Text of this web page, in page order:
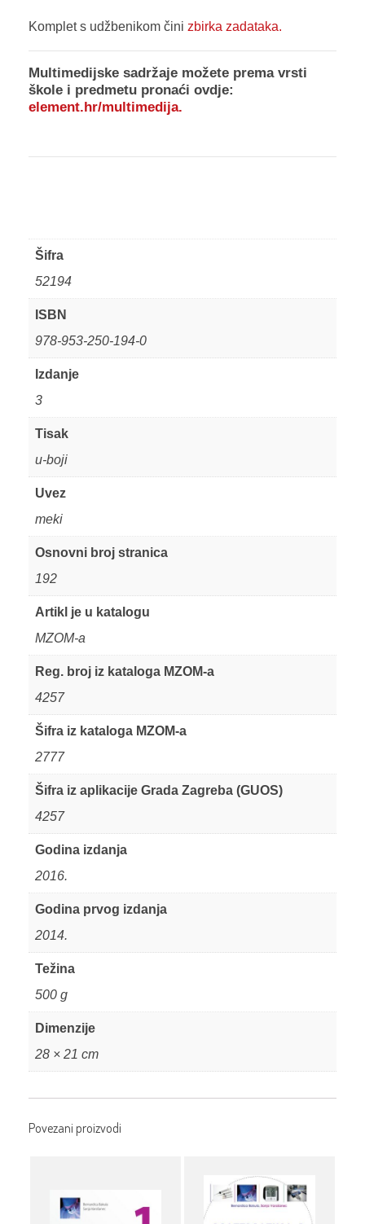
Komplet s udžbenikom čini zbirka zadataka.
Multimedijske sadržaje možete prema vrsti
škole i predmetu pronaći ovdje:
element.hr/multimedija.
Šifra
52194
ISBN
978-953-250-194-0
Izdanje
3
Tisak
u-boji
Uvez
meki
Osnovni broj stranica
192
Artikl je u katalogu
MZOM-a
Reg. broj iz kataloga MZOM-a
4257
Šifra iz kataloga MZOM-a
2777
Šifra iz aplikacije Grada Zagreba (GUOS)
4257
Godina izdanja
2016.
Godina prvog izdanja
2014.
Težina
500 g
Dimenzije
28 × 21 cm
Povezani proizvodi